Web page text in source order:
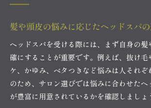
髪や頭皮の悩みに応じたヘッドスパ
ヘッドスパを受ける際には、まず自身の髪
確にすることが重要です。例えば、抜け毛
ケ、かゆみ、ベタつきなど悩みは人それぞ
のため、サロン選びでは悩みに合わせたヘ
が豊富に用意されているかを確認しましょ